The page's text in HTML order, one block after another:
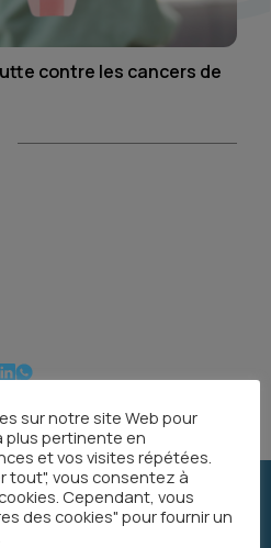
contre les cancers de
sur notre site Web pour
plus pertinente en
et vos visites répétées.
tout", vous consentez à
Cependant, vous
des cookies" pour fournir un